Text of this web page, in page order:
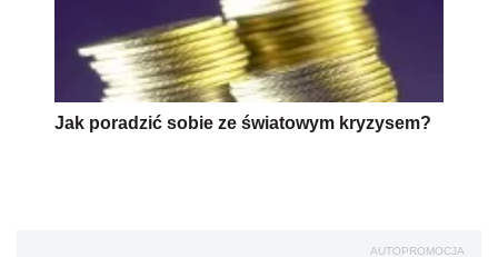
Jak poradzić sobie ze światowym kryzysem?
AUTOPROMOCJA